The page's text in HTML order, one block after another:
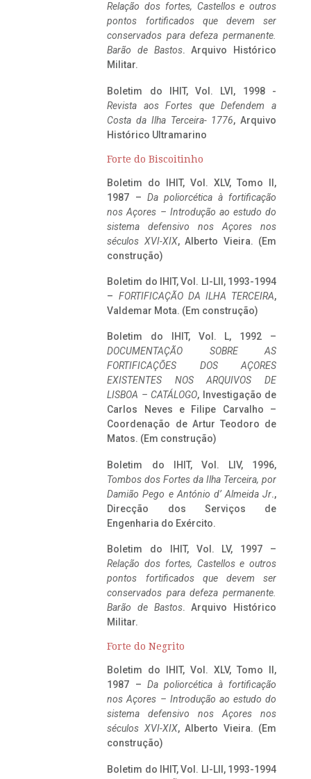
Relação dos fortes, Castellos e outros
pontos fortificados que devem ser
conservados para defeza permanente.
Barão de Bastos. Arquivo Histórico
Militar.
Boletim do IHIT, Vol. LVI, 1998 -
Revista aos Fortes que Defendem a
Costa da Ilha Terceira- 1776, Arquivo
Histórico Ultramarino
Forte do Biscoitinho
Boletim do IHIT, Vol. XLV, Tomo II,
1987 – Da poliorcética à fortificação
nos Açores – Introdução ao estudo do
sistema defensivo nos Açores nos
séculos XVI-XIX, Alberto Vieira. (Em
construção)
Boletim do IHIT, Vol. LI-LII, 1993-1994
– FORTIFICAÇÃO DA ILHA TERCEIRA,
Valdemar Mota. (Em construção)
Boletim do IHIT, Vol. L, 1992 –
DOCUMENTAÇÃO SOBRE AS
FORTIFICAÇÕES DOS AÇORES
EXISTENTES NOS ARQUIVOS DE
LISBOA – CATÁLOGO, Investigação de
Carlos Neves e Filipe Carvalho –
Coordenação de Artur Teodoro de
Matos. (Em construção)
Boletim do IHIT, Vol. LIV, 1996,
Tombos dos Fortes da Ilha Terceira, por
Damião Pego e António d’ Almeida Jr.,
Direcção dos Serviços de
Engenharia do Exército.
Boletim do IHIT, Vol. LV, 1997 –
Relação dos fortes, Castellos e outros
pontos fortificados que devem ser
conservados para defeza permanente.
Barão de Bastos. Arquivo Histórico
Militar.
Forte do Negrito
Boletim do IHIT, Vol. XLV, Tomo II,
1987 – Da poliorcética à fortificação
nos Açores – Introdução ao estudo do
sistema defensivo nos Açores nos
séculos XVI-XIX, Alberto Vieira. (Em
construção)
Boletim do IHIT, Vol. LI-LII, 1993-1994